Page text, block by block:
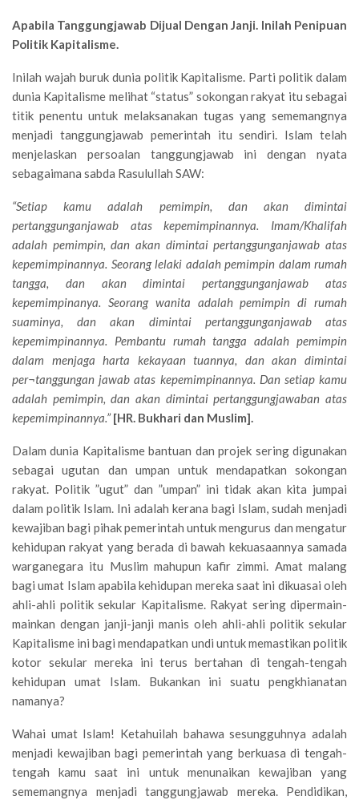
Apabila Tanggungjawab Dijual Dengan Janji. Inilah Penipuan
Politik Kapitalisme.
Inilah wajah buruk dunia politik Kapitalisme. Parti politik dalam
dunia Kapitalisme melihat “status” sokongan rakyat itu sebagai
titik penentu untuk melaksanakan tugas yang sememangnya
menjadi tanggungjawab pemerintah itu sendiri. Islam telah
menjelaskan persoalan tanggungjawab ini dengan nyata
sebagaimana sabda Rasulullah SAW:
“Setiap kamu adalah pemimpin, dan akan dimintai
pertanggunganjawab atas kepemimpinannya. Imam/Khalifah
adalah pemimpin, dan akan dimintai pertanggunganjawab atas
kepemimpinannya. Seorang lelaki adalah pemimpin dalam rumah
tangga, dan akan dimintai pertanggunganjawab atas
kepemimpinanya. Seorang wanita adalah pemimpin di rumah
suaminya, dan akan dimintai pertanggunganjawab atas
kepemimpinannya. Pembantu rumah tangga adalah pemimpin
dalam menjaga harta kekayaan tuannya, dan akan dimintai
per¬tanggungan jawab atas kepemimpinannya. Dan setiap kamu
adalah pemimpin, dan akan dimintai pertanggungjawaban atas
kepemimpinannya.” [HR. Bukhari dan Muslim].
Dalam dunia Kapitalisme bantuan dan projek sering digunakan
sebagai ugutan dan umpan untuk mendapatkan sokongan
rakyat. Politik ”ugut” dan ”umpan” ini tidak akan kita jumpai
dalam politik Islam. Ini adalah kerana bagi Islam, sudah menjadi
kewajiban bagi pihak pemerintah untuk mengurus dan mengatur
kehidupan rakyat yang berada di bawah kekuasaannya samada
warganegara itu Muslim mahupun kafir zimmi. Amat malang
bagi umat Islam apabila kehidupan mereka saat ini dikuasai oleh
ahli-ahli politik sekular Kapitalisme. Rakyat sering dipermain-
mainkan dengan janji-janji manis oleh ahli-ahli politik sekular
Kapitalisme ini bagi mendapatkan undi untuk memastikan politik
kotor sekular mereka ini terus bertahan di tengah-tengah
kehidupan umat Islam. Bukankan ini suatu pengkhianatan
namanya?
Wahai umat Islam! Ketahuilah bahawa sesungguhnya adalah
menjadi kewajiban bagi pemerintah yang berkuasa di tengah-
tengah kamu saat ini untuk menunaikan kewajiban yang
sememangnya menjadi tanggungjawab mereka. Pendidikan,